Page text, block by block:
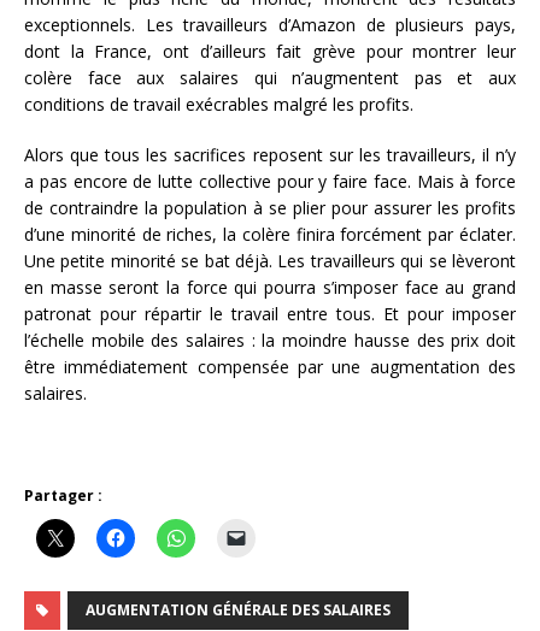
exceptionnels. Les travailleurs d’Amazon de plusieurs pays,
dont la France, ont d’ailleurs fait grève pour montrer leur
colère face aux salaires qui n’augmentent pas et aux
conditions de travail exécrables malgré les profits.
Alors que tous les sacrifices reposent sur les travailleurs, il n’y
a pas encore de lutte collective pour y faire face. Mais à force
de contraindre la population à se plier pour assurer les profits
d’une minorité de riches, la colère finira forcément par éclater.
Une petite minorité se bat déjà. Les travailleurs qui se lèveront
en masse seront la force qui pourra s’imposer face au grand
patronat pour répartir le travail entre tous. Et pour imposer
l’échelle mobile des salaires : la moindre hausse des prix doit
être immédiatement compensée par une augmentation des
salaires.
Partager :
AUGMENTATION GÉNÉRALE DES SALAIRES